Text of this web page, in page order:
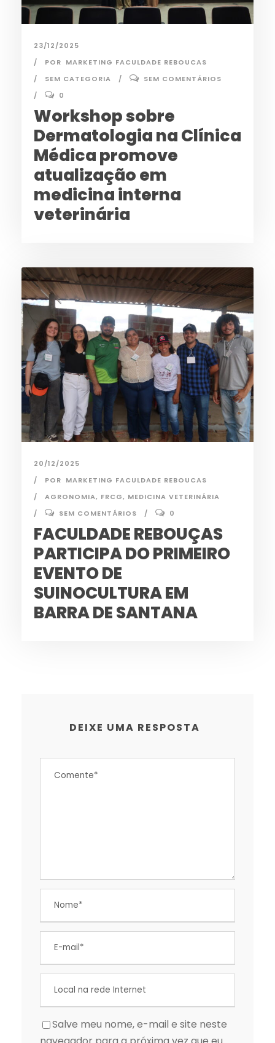
23/12/2025
POR MARKETING FACULDADE REBOUCAS
SEM CATEGORIA
SEM COMENTÁRIOS
0
Workshop sobre
Dermatologia na Clínica
Médica promove
atualização em
medicina interna
veterinária
20/12/2025
POR MARKETING FACULDADE REBOUCAS
AGRONOMIA, FRCG, MEDICINA VETERINÁRIA
SEM COMENTÁRIOS
0
FACULDADE REBOUÇAS
PARTICIPA DO PRIMEIRO
EVENTO DE
SUINOCULTURA EM
BARRA DE SANTANA
DEIXE UMA RESPOSTA
Salve meu nome, e-mail e site neste